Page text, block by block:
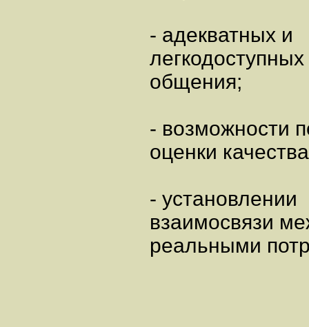
- адекватных и
общения;
- возможности
оценки
- установлении
взаимосвязи
реальными